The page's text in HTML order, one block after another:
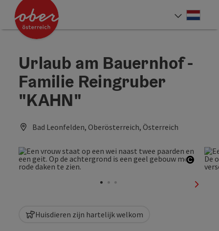
Inhoud Accesskey
[0]
Navigatie Accesskey
[1]
Paginabegin
Contact Accesskey
[3]
Zoek Accesskey
Impressum
Hoe deze website te gebruiken?
Startpagina
Urlaub am Bauernhof -
Familie Reingruber
"KAHN"
Bad Leonfelden, Oberösterreich, Österreich
Start
Huisdieren zijn hartelijk welkom